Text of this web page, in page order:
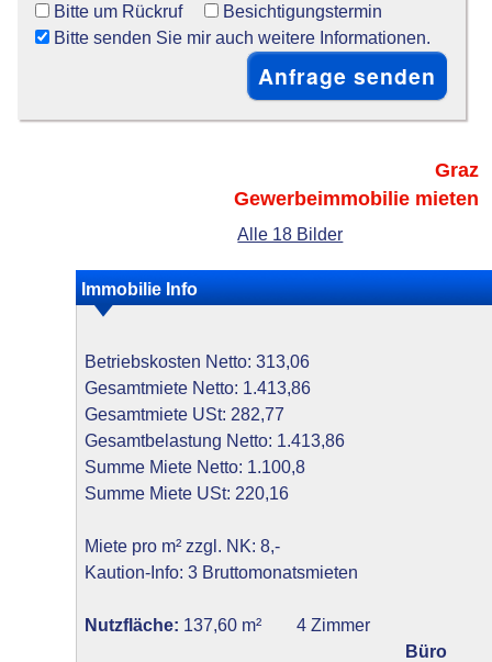
Bitte um Rückruf
Besichtigungstermin
Bitte senden Sie mir auch weitere Informationen.
Graz
Gewerbeimmobilie mieten
Alle 18 Bilder
Immobilie Info
Betriebskosten Netto: 313,06
Gesamtmiete Netto: 1.413,86
Gesamtmiete USt: 282,77
Gesamtbelastung Netto: 1.413,86
Summe Miete Netto: 1.100,8
Summe Miete USt: 220,16
Miete pro m² zzgl. NK: 8,-
Kaution-Info: 3 Bruttomonatsmieten
Nutzfläche: 137,60 m²
4 Zimmer
Büro